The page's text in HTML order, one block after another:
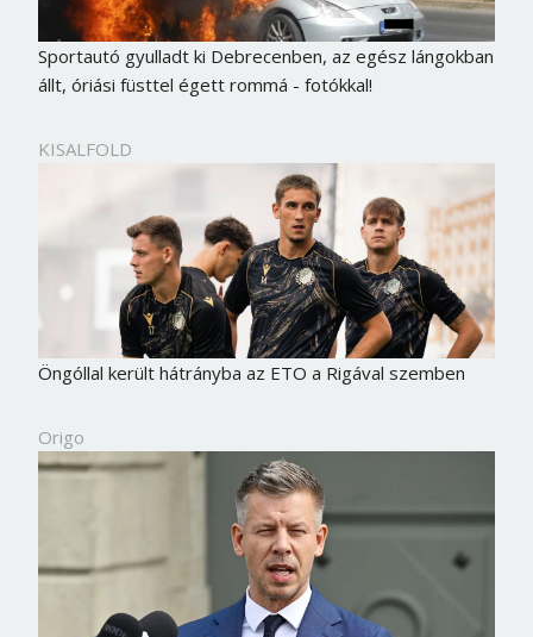
Sportautó gyulladt ki Debrecenben, az egész lángokban
állt, óriási füsttel égett rommá - fotókkal!
KISALFOLD
Öngóllal került hátrányba az ETO a Rigával szemben
Origo